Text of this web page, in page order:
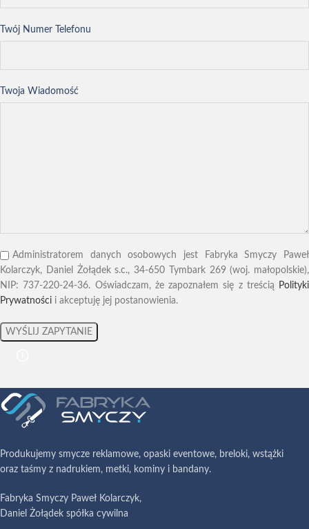
Twój Numer Telefonu
Twoja Wiadomość
Administratorem danych osobowych jest Fabryka Smyczy Paweł
Kolarczyk, Daniel Żołądek s.c., 34-650 Tymbark 269 (woj. małopolskie),
NIP: 737-220-24-36. Oświadczam, że zapoznałem się z treścią
Polityki
Prywatności i akceptuję jej postanowienia.
Produkujemy smycze reklamowe, opaski eventowe, breloki, wstążki
oraz taśmy z nadrukiem, metki, kominy i bandany.
Fabryka Smyczy Paweł Kolarczyk,
Daniel Żołądek spółka cywilna